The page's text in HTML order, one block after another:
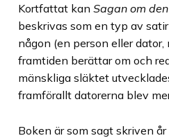
Kortfattat kan Sagan om
beskrivas som en typ av
någon (en person eller
framtiden berättar om och
mänskliga släktet
framförallt datorerna blev
Boken är som sagt skriven